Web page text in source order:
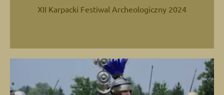
XII Karpacki Festiwal Archeologiczny 2024